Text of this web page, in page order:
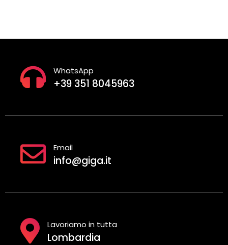
WhatsApp
+39 351 8045963
Email
info@giga.it
Lavoriamo in tutta
Lombardia